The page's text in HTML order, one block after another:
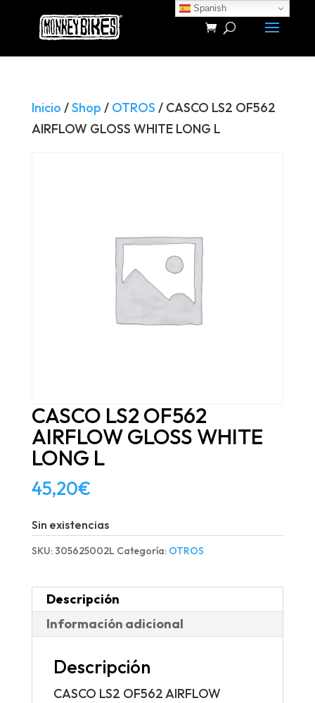
Búsqueda
productos
Inicio /Shop / OTROS / CASCO LS2 OF562
AIRFLOW GLOSS WHITE LONG L
CASCO LS2 OF562
AIRFLOW GLOSS WHITE
LONG L
45,20€
Sin existencias
SKU:305625002L Categoría: OTROS
Descripción
Información adicional
Descripción
CASCO LS2 OF562 AIRFLOW
Spanish